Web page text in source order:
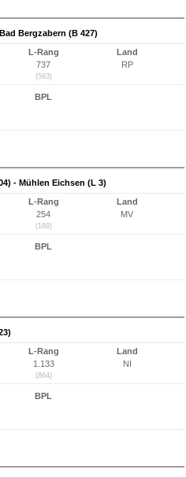
Bergzabern (B 427)
L-Rang
737
(563)
Land
RP
BPL
- Mühlen Eichsen (L 3)
L-Rang
254
(189)
Land
MV
BPL
L-Rang
1.133
(864)
Land
NI
BPL